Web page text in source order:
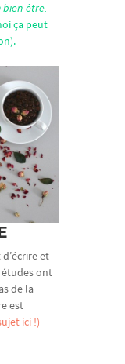
bien-être.
ça peut
et
études ont
de la
est
ici !)